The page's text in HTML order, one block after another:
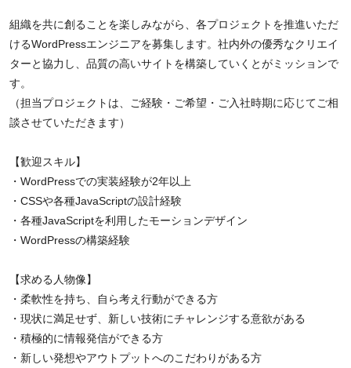
組織を共に創ることを楽しみながら、各プロジェクトを推進いただ
けるWordPressエンジニアを募集します。社内外の優秀なクリエイ
ターと協力し、品質の高いサイトを構築していくとがミッションで
す。
（担当プロジェクトは、ご経験・ご希望・ご入社時期に応じてご相
談させていただきます）
【歓迎スキル】
・WordPressでの実装経験が2年以上
・CSSや各種JavaScriptの設計経験
・各種JavaScriptを利用したモーションデザイン
・WordPressの構築経験
【求める人物像】
・柔軟性を持ち、自ら考え行動ができる方
・現状に満足せず、新しい技術にチャレンジする意欲がある
・積極的に情報発信ができる方
・新しい発想やアウトプットへのこだわりがある方